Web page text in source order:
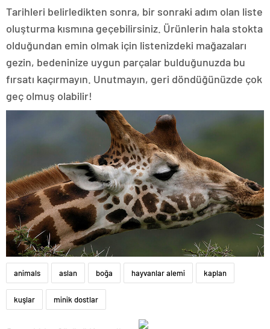
Tarihleri belirledikten sonra, bir sonraki adım olan liste
oluşturma kısmına geçebilirsiniz. Ürünlerin hala stokta
olduğundan emin olmak için listenizdeki mağazaları
gezin, bedeninize uygun parçalar bulduğunuzda bu
fırsatı kaçırmayın. Unutmayın, geri döndüğünüzde çok
geç olmuş olabilir!
animals aslan boğa hayvanlar alemi kaplan
kuşlar minik dostlar